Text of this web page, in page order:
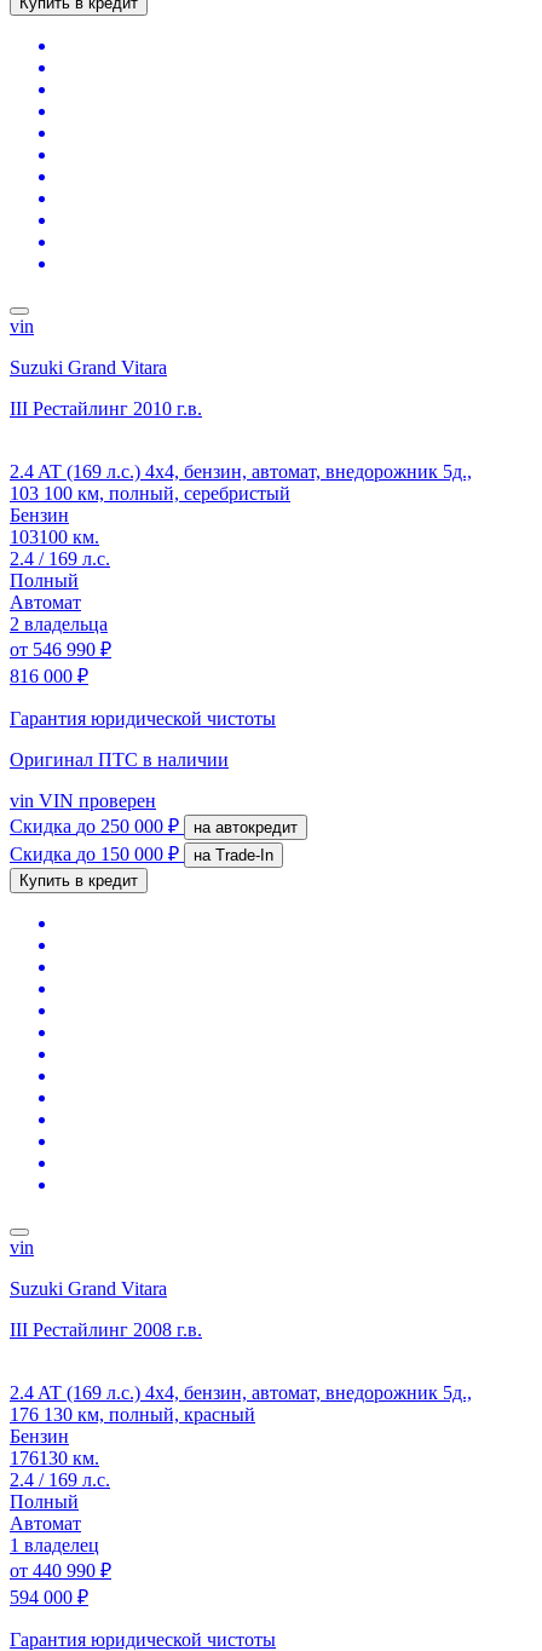
vin
Suzuki Grand Vitara
III Рестайлинг 2010 г.в.
2.4 AT (169 л.с.) 4x4, бензин, автомат, внедорожник 5д.,
103 100 км, полный, серебристый
Бензин
103100 км.
2.4 / 169 л.с.
Полный
Автомат
2 владельца
от 546 990 ₽
816 000 ₽
Гарантия юридической чистоты
Оригинал ПТС в наличии
vin VIN проверен
Скидка до 250 000 ₽ на автокредит
Скидка до 150 000 ₽
на Trade-In
Купить в кредит
vin
Suzuki Grand Vitara
III Рестайлинг 2008 г.в.
2.4 AT (169 л.с.) 4x4, бензин, автомат, внедорожник 5д.,
176 130 км, полный, красный
Бензин
176130 км.
2.4 / 169 л.с.
Полный
Автомат
1 владелец
от 440 990 ₽
594 000 ₽
Гарантия юридической чистоты